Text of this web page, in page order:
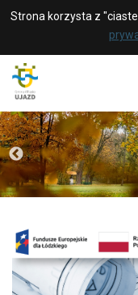
Strona korzysta z